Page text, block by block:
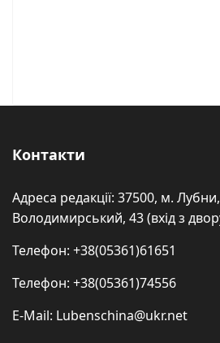
Контакти
Адреса редакції: 37500, м.
Володимирський, 43 (вхід з
Телефон: +38(05361)61651
Телефон: +38(05361)74556
E-Mail: Lubenschina@ukr.net